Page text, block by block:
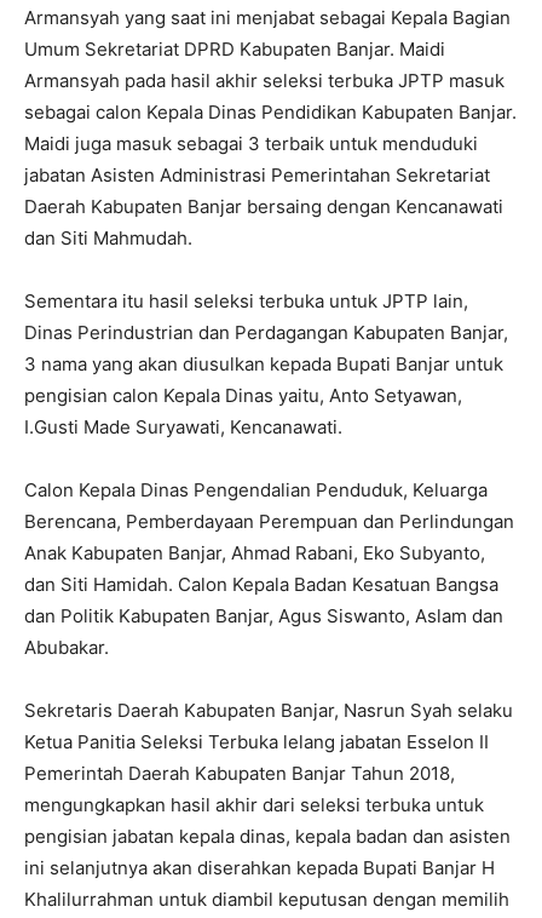
Armansyah yang saat ini menjabat sebagai Kepala Bagian
Umum Sekretariat DPRD Kabupaten Banjar. Maidi
Armansyah pada hasil akhir seleksi terbuka JPTP masuk
sebagai calon Kepala Dinas Pendidikan Kabupaten Banjar.
Maidi juga masuk sebagai 3 terbaik untuk menduduki
jabatan Asisten Administrasi Pemerintahan Sekretariat
Daerah Kabupaten Banjar bersaing dengan Kencanawati
dan Siti Mahmudah.
Sementara itu hasil seleksi terbuka untuk JPTP lain,
Dinas Perindustrian dan Perdagangan Kabupaten Banjar,
3 nama yang akan diusulkan kepada Bupati Banjar untuk
pengisian calon Kepala Dinas yaitu, Anto Setyawan,
I.Gusti Made Suryawati, Kencanawati.
Calon Kepala Dinas Pengendalian Penduduk, Keluarga
Berencana, Pemberdayaan Perempuan dan Perlindungan
Anak Kabupaten Banjar, Ahmad Rabani, Eko Subyanto,
dan Siti Hamidah. Calon Kepala Badan Kesatuan Bangsa
dan Politik Kabupaten Banjar, Agus Siswanto, Aslam dan
Abubakar.
Sekretaris Daerah Kabupaten Banjar, Nasrun Syah selaku
Ketua Panitia Seleksi Terbuka lelang jabatan Esselon II
Pemerintah Daerah Kabupaten Banjar Tahun 2018,
mengungkapkan hasil akhir dari seleksi terbuka untuk
pengisian jabatan kepala dinas, kepala badan dan asisten
ini selanjutnya akan diserahkan kepada Bupati Banjar H
Khalilurrahman untuk diambil keputusan dengan memilih